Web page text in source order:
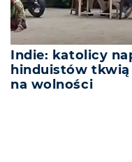
Indie: katolicy
hinduistów
na wolności